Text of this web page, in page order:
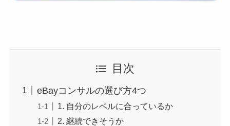
目次
eBayコンサルの選び方4つ
1. 自分のレベルに合っているか
2. 継続できそうか